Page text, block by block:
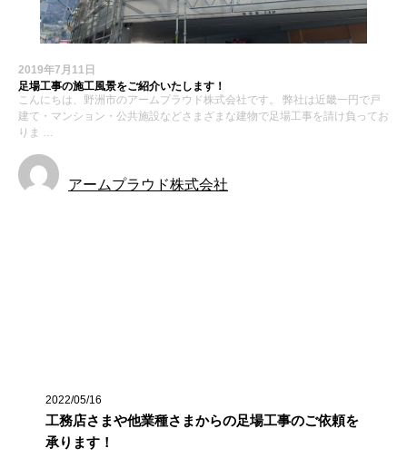
2019年7月11日
足場工事の施工風景をご紹介いたします！
こんにちは、野洲市のアームプラウド株式会社です。 弊社は近畿一円で戸
建て・マンション・公共施設などさまざまな建物で足場工事を請け負ってお
りま …
アームプラウド株式会社
2022/05/16
工務店さまや他業種さまからの足場工事のご依頼を
承ります！